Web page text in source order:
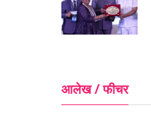
आलेख / फीचर